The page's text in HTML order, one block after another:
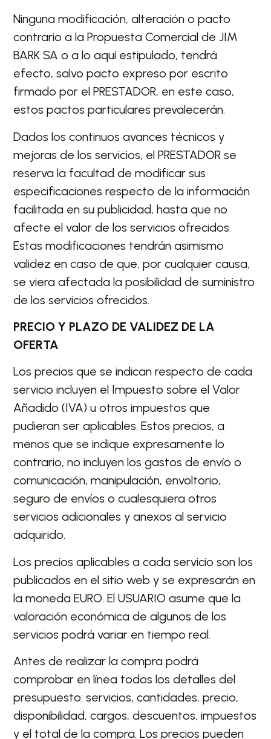
Ninguna modificación, alteración o pacto
contrario a la Propuesta Comercial de JIM
BARK SA o a lo aquí estipulado, tendrá
efecto, salvo pacto expreso por escrito
firmado por el PRESTADOR, en este caso,
estos pactos particulares prevalecerán.
Dados los continuos avances técnicos y
mejoras de los servicios, el PRESTADOR se
reserva la facultad de modificar sus
especificaciones respecto de la información
facilitada en su publicidad, hasta que no
afecte el valor de los servicios ofrecidos.
Estas modificaciones tendrán asimismo
validez en caso de que, por cualquier causa,
se viera afectada la posibilidad de suministro
de los servicios ofrecidos.
PRECIO Y PLAZO DE VALIDEZ DE LA
OFERTA
Los precios que se indican respecto de cada
servicio incluyen el Impuesto sobre el Valor
Añadido (IVA) u otros impuestos que
pudieran ser aplicables. Estos precios, a
menos que se indique expresamente lo
contrario, no incluyen los gastos de envío o
comunicación, manipulación, envoltorio,
seguro de envíos o cualesquiera otros
servicios adicionales y anexos al servicio
adquirido.
Los precios aplicables a cada servicio son los
publicados en el sitio web y se expresarán en
la moneda EURO. El USUARIO asume que la
valoración económica de algunos de los
servicios podrá variar en tiempo real.
Antes de realizar la compra podrá
comprobar en línea todos los detalles del
presupuesto: servicios, cantidades, precio,
disponibilidad, cargos, descuentos, impuestos
y el total de la compra. Los precios pueden